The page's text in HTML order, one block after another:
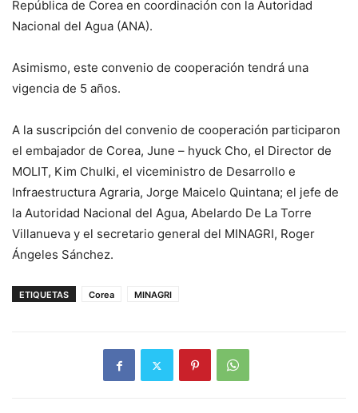
República de Corea en coordinación con la Autoridad
Nacional del Agua (ANA).
Asimismo, este convenio de cooperación tendrá una
vigencia de 5 años.
A la suscripción del convenio de cooperación participaron
el embajador de Corea, June – hyuck Cho, el Director de
MOLIT, Kim Chulki, el viceministro de Desarrollo e
Infraestructura Agraria, Jorge Maicelo Quintana; el jefe de
la Autoridad Nacional del Agua, Abelardo De La Torre
Villanueva y el secretario general del MINAGRI, Roger
Ángeles Sánchez.
ETIQUETAS Corea MINAGRI